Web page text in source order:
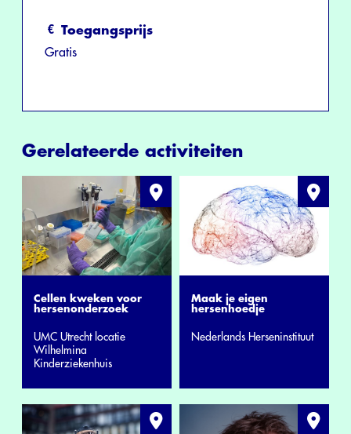
Toegangsprijs
Gratis
Gerelateerde activiteiten
Cellen kweken voor
hersenonderzoek
UMC Utrecht locatie
Wilhelmina
Kinderziekenhuis
Maak je eigen
hersenhoedje
Nederlands Herseninstituut